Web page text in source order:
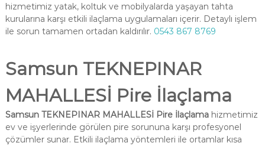
hizmetimiz yatak, koltuk ve mobilyalarda yaşayan tahta
kurularına karşı etkili ilaçlama uygulamaları içerir. Detaylı işlem
ile sorun tamamen ortadan kaldırılır. 0543 867 8769
Samsun TEKNEPINAR
MAHALLESİ Pire İlaçlama
Samsun TEKNEPINAR MAHALLESİ Pire İlaçlamahizmetimiz
ev ve işyerlerinde görülen pire sorununa karşı profesyonel
çözümler sunar. Etkili ilaçlama yöntemleri ile ortamlar kısa